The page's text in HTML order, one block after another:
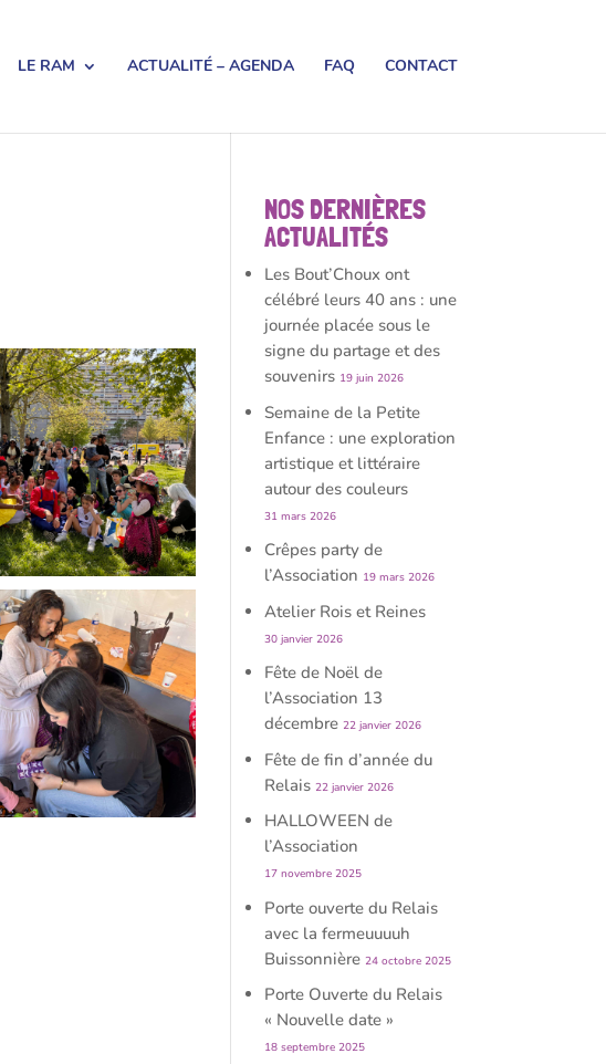
LE RAM ACTUALITÉ – AGENDA FAQ CONTACT
NOS DERNIÈRES
ACTUALITÉS
Les Bout’Choux ont
célébré leurs 40 ans : une
journée placée sous le
signe du partage et des
souvenirs 19 juin 2026
Semaine de la Petite
Enfance : une exploration
artistique et littéraire
autour des couleurs
31 mars 2026
Crêpes party de
l’Association 19 mars 2026
Atelier Rois et Reines
30 janvier 2026
Fête de Noël de
l’Association 13
décembre 22 janvier 2026
Fête de fin d’année du
Relais 22 janvier 2026
HALLOWEEN de
l’Association
17 novembre 2025
Porte ouverte du Relais
avec la fermeuuuuh
Buissonnière 24 octobre 2025
Porte Ouverte du Relais
« Nouvelle date »
18 septembre 2025